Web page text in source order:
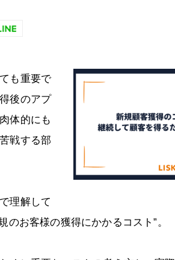
も重要で
後のアプ
体的にも
戦する部
理解して
のお客様の獲得にかかるコスト”。